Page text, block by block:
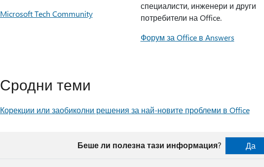
Microsoft Tech Community
специалисти, инженери и други
потребители на Office.
Форум за Office в Answers
Сродни теми
Корекции или заобиколни решения за най-новите проблеми в Office
Беше ли полезна тази информация? Да